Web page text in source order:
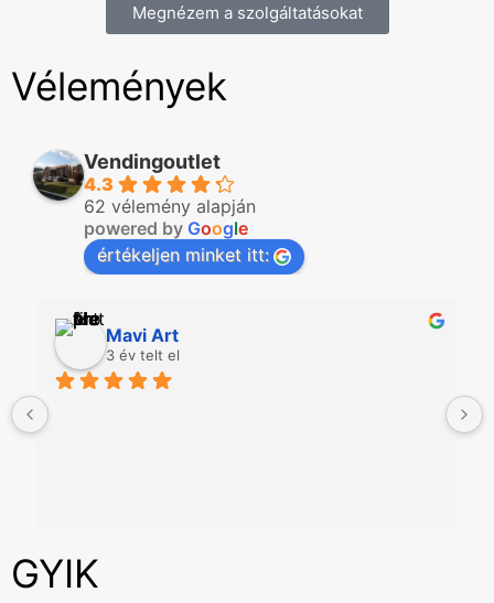
Megnézem a szolgáltatásokat
Vélemények
Vendingoutlet
4.3
62 vélemény alapján
powered by Google
értékeljen minket itt:
Mavi Art
3 év telt el
GYIK